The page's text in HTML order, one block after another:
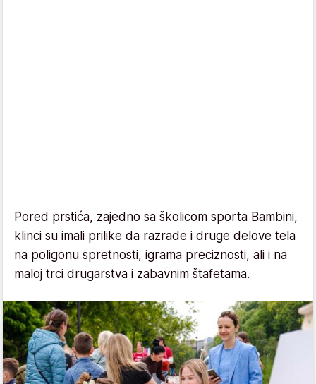
Pored prstića, zajedno sa školicom sporta Bambini,
klinci su imali prilike da razrade i druge delove tela
na poligonu spretnosti, igrama preciznosti, ali i na
maloj trci drugarstva i zabavnim štafetama.